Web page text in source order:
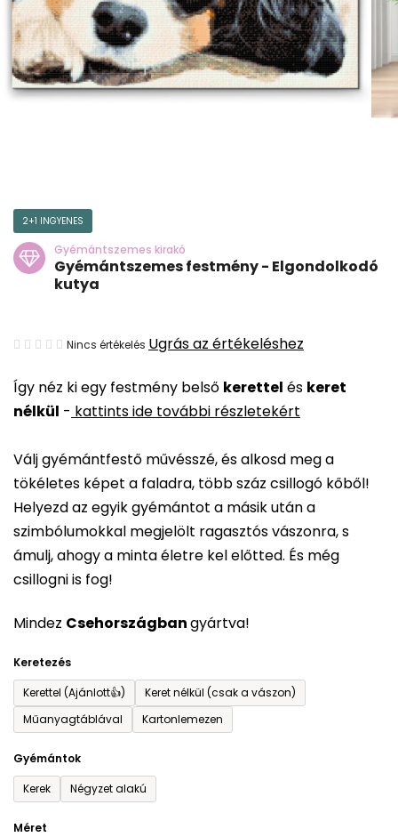
Így néz ki egy festmény belső kerettel és keret
nélkül - kattints ide további részletekért
Válj gyémántfestő művésszé, és alkosd meg a
tökéletes képet a faladra, több száz csillogó kőből!
Helyezd az egyik gyémántot a másik után a
szimbólumokkal megjelölt ragasztós vászonra, s
ámulj, ahogy a minta életre kel előtted. És még
csillogni is fog!
Mindez Csehországbangyártva!
Keretezés
Kerettel (Ajánlott👍)
Keret nélkül (csak a vászon)
Műanyagtáblával
Kartonlemezen
Gyémántok
Kerek
Négyzet alakú
Méret
2+1 INGYENES
Gyémántszemes kirakó
Gyémántszemes festmény - Elgondolkodó
kutya
A
átlagos
értékelése
ből
0,0
csillag.
Nincs értékelés Ugrás az értékeléshez